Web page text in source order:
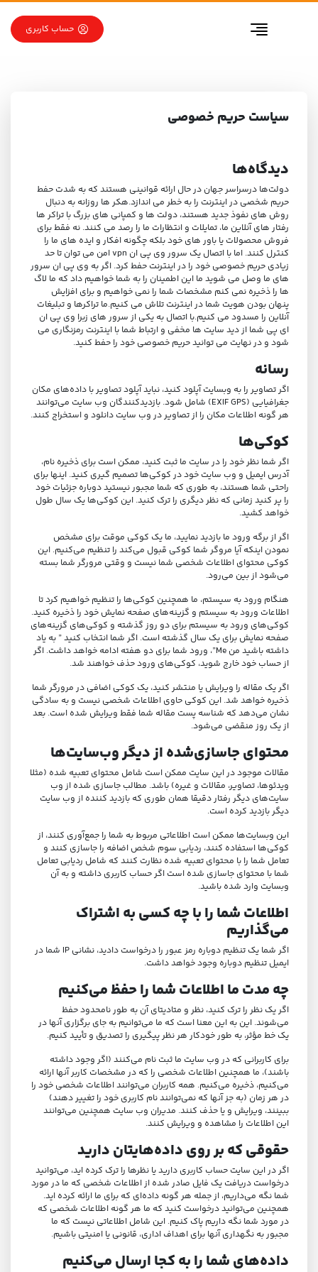
برو به فهرست
برو به محتوا
حساب کاربری
سیاست حریم خصوصی
دیدگاه‌ها
دولت‌ها درسراسر جهان در حال ارائه قوانينی هستند كه به شدت حفط
حریم شخصی در اینترنت را به خطر می اندازد.هکر ها روزانه به دنبال
روش های نفوذ جدید هستند، دولت ها و کمپانی های بزرگ با تراکر ها
رفتار های آنلاین ما، تمایلات و انتظارات ما را رصد می کنند. نه فقط برای
فروش محصولات یا باور های خود بلکه چگونه افکار و ایده های ما را
کنترل کنند. اما با اتصال یک سرور وی پی ان vpn امن می توان تا حد
زیادی حریم خصوصی خود را در اینترنت حفط کرد. اگر به وی پی ان سرور
های ما وصل می شوید ما این اطمینان را به شما خواهیم داد که ما لاگ
ها را ذخیره نمی کنم مشخصات شما را نمی خواهیم و برای افزایش
پنهان بودن هویت شما در اینترنت تلاش می کنیم.ما تراکرها و تبلیغات
آنلاین را مسدود می کنیم.با اتصال به یکی از سرور های زبرا وی پی ان
ای پی شما از دید سایت ها مخفی و ارتباط شما با اینترنت رمزنگاری می
شود و در نهایت می توانید حریم خصوصی خود را حفط کنید.
رسانه
اگر تصاویر را به وبسایت آپلود کنید، نباید آپلود تصاویر با داده‌های مکان
جغرافیایی (EXIF GPS) شامل شود. بازدیدکنندگان وب سایت می‌توانند
هر گونه اطلاعات مکان را از تصاویر در وب سایت دانلود و استخراج کنند.
کوکی‌ها
اگر شما نظر خود را در سایت ما ثبت کنید، ممکن است برای ذخیره نام،
آدرس ایمیل و وب سایت خود در کوکی‌ها تصمیم گیری کنید. اینها برای
راحتی شما هستند، به طوری که شما مجبور نیستید دوباره جزئیات خود
را پر کنید زمانی که نظر دیگری را ترک کنید. این کوکی‌ها یک سال طول
خواهد کشید.
اگر از برگه ورود ما بازدید نمایید، ما یک کوکی موقت برای مشخص
نمودن اینکه آیا مروگر شما کوکی قبول می‌کند را تنظیم می‌کنیم. این
کوکی محتوای اطلاعات شخصی شما نیست و وقتی مرورگر شما بسته
می‌شود از بین می‌رود.
هنگام ورود به سیستم، ما همچنین کوکی‌ها را تنظیم خواهیم کرد تا
اطلاعات ورود به سیستم و گزینه‌های صفحه نمایش خود را ذخیره کنید.
کوکی‌های ورود به سیستم برای دو روز گذشته و کوکی‌های گزینه‌های
صفحه نمایش برای یک سال گذشته است. اگر شما انتخاب کنید ” به یاد
داشته باشید من Me”، ورود شما برای دو هفته ادامه خواهد داشت. اگر
از حساب خود خارج شوید، کوکی‌های ورود حذف خواهند شد.
اگر یک مقاله را ویرایش یا منتشر کنید، یک کوکی اضافی در مرورگر شما
ذخیره خواهد شد. این کوکی حاوی اطلاعات شخصی نیست و به سادگی
نشان می‌دهد که شناسه پست مقاله شما فقط ویرایش شده است. بعد
از یک روز منقضی می‌شود.
محتوای جاسازی‌شده از دیگر وب‌سایت‌ها
مقالات موجود در این سایت ممکن است شامل محتوای تعبیه شده (مثلا
ویدئوها، تصاویر، مقالات و غیره) باشد. مطالب جاسازی شده از وب
سایت‌های دیگر رفتار دقیقا همان طوری که بازدید کننده از وب سایت
دیگر بازدید کرده است.
این وبسایت‌ها ممکن است اطلاعاتی مربوط به شما را جمع‌آوری کنند، از
کوکی‌ها استفاده کنند، ردیابی سوم شخص اضافه را جاسازی کنند و
تعامل شما را با محتوای تعبیه شده نظارت کنند که شامل ردیابی تعامل
شما با محتوای جاسازی شده است اگر حساب کاربری داشته و به آن
وبسایت وارد شده باشید.
اطلاعات شما را با چه کسی به اشتراک
می‌گذاریم
اگر شما یک تنظیم دوباره رمز عبور را درخواست دادید، نشانی IP شما در
ایمیل تنظیم دوباره وجود خواهد داشت.
چه مدت ما اطلاعات شما را حفظ می‌کنیم
اگر یک نظر را ترک کنید، نظر و متادیتای آن به طور نامحدود حفظ
می‌شوند. این به این معنا است که ما می‌توانیم به جای برگزاری آنها در
یک خط مؤثر، به طور خودکار هر نظر پیگیری را تصدیق و تأیید کنیم.
برای کاربرانی که در وب سایت ما ثبت نام می‌کنند (اگر وجود داشته
باشند)، ما همچنین اطلاعات شخصی را که در مشخصات کاربر آنها ارائه
می‌کنیم، ذخیره می‌کنیم. همه کاربران می‌توانند اطلاعات شخصی خود را
در هر زمان (به جز آنها که نمی‌توانند نام کاربری خود را تغییر دهند)
ببینند، ویرایش و یا حذف کنند. مدیران وب سایت همچنین می‌توانند
این اطلاعات را مشاهده و ویرایش کنند.
حقوقی که بر روی داده‌هایتان دارید
اگر در این سایت حساب کاربری دارید یا نظرها را ترک کرده اید، می‌توانید
درخواست دریافت یک فایل صادر شده از اطلاعات شخصی که ما در مورد
شما نگه می‌داریم، از جمله هر گونه داده‌ای که برای ما ارائه کرده اید.
همچنین می‌توانید درخواست کنید که ما هر گونه اطلاعات شخصی که
در مورد شما نگه داریم پاک کنیم. این شامل اطلاعاتی نیست که ما
مجبور به نگهداری آنها برای اهداف اداری، قانونی یا امنیتی باشیم.
داده‌های شما را به کجا ارسال می‌کنیم